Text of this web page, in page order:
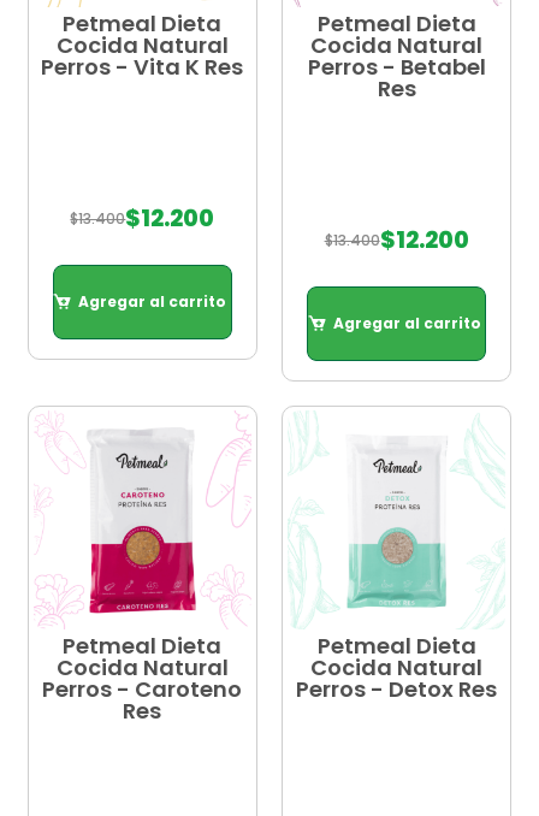
Petmeal Dieta
Cocida Natural
Perros - Vita K Res
$13.400$12.200
Agregar al carrito
Petmeal Dieta
Cocida Natural
Perros - Betabel
Res
$13.400$12.200
Agregar al carrito
Petmeal Dieta
Cocida Natural
Perros - Caroteno
Res
Petmeal Dieta
Cocida Natural
Perros - Detox Res